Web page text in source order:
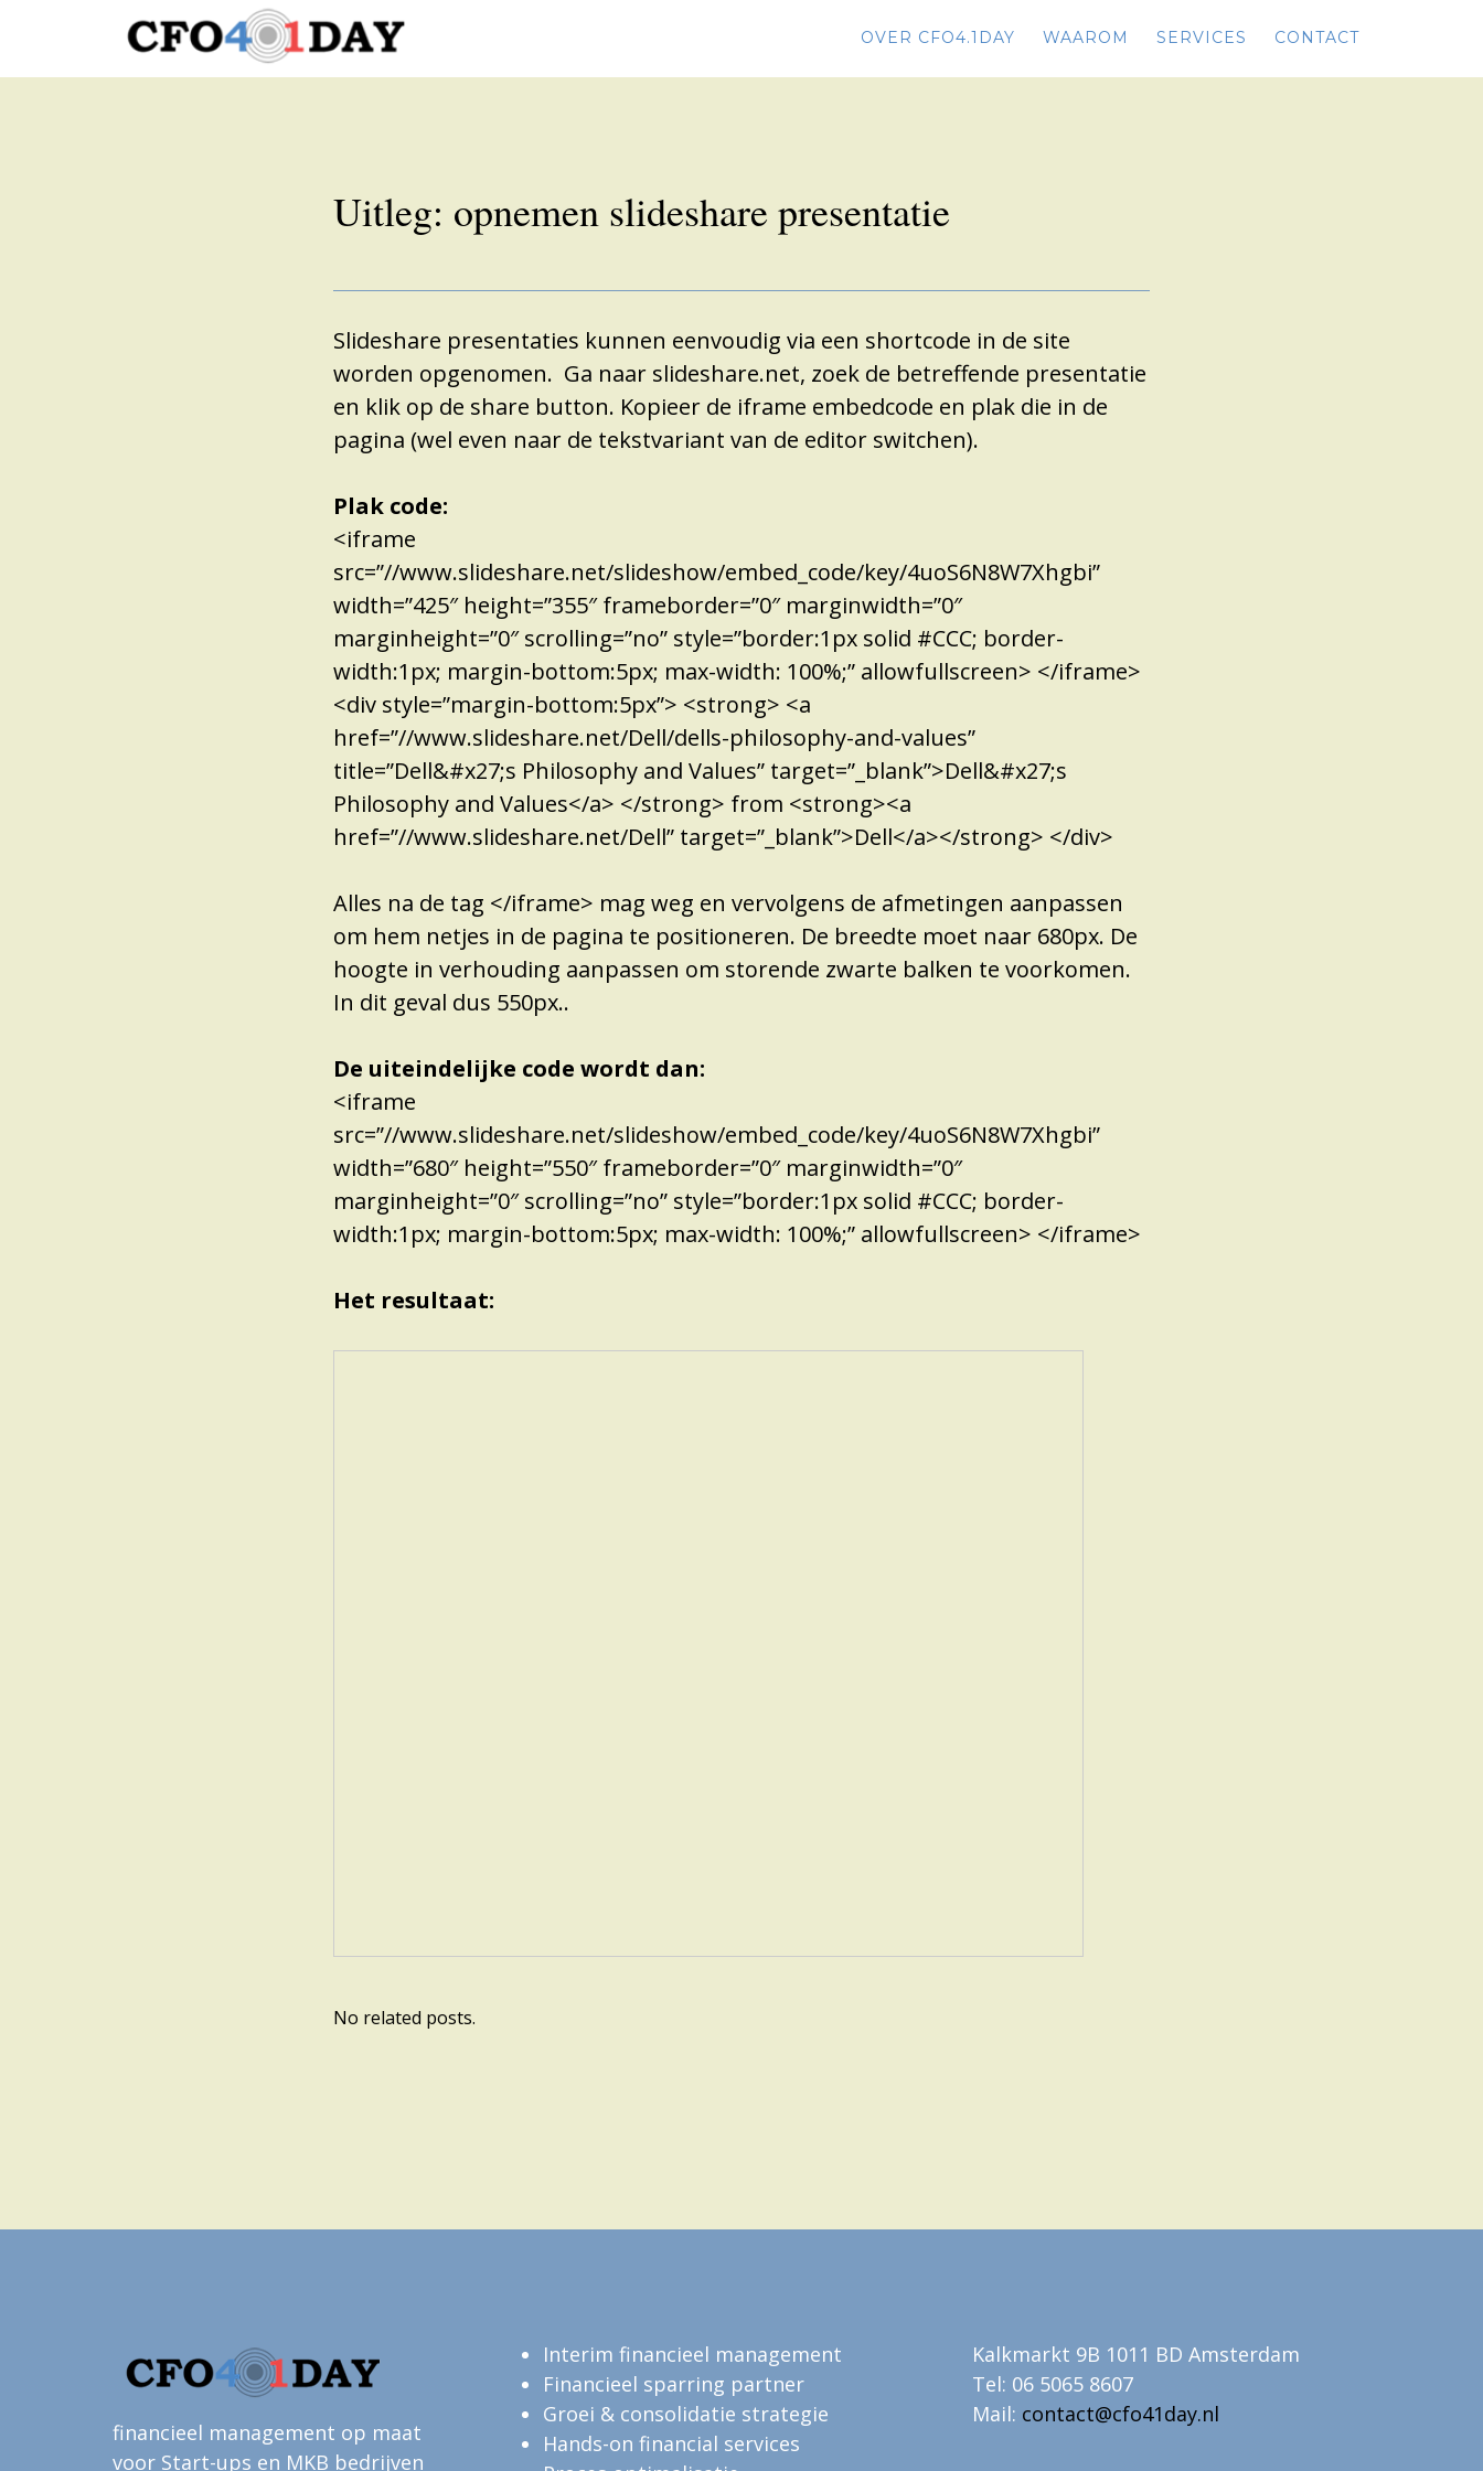
OVER CFO4.1DAY WAAROM SERVICES CONTACT
Uitleg: opnemen slideshare presentatie
Slideshare presentaties kunnen eenvoudig via een shortcode in de site
worden opgenomen. Ga naar slideshare.net, zoek de betreffende presentatie
en klik op de share button. Kopieer de iframe embedcode en plak die in de
pagina (wel even naar de tekstvariant van de editor switchen).
Plak code:
<iframe
src=”//www.slideshare.net/slideshow/embed_code/key/4uoS6N8W7Xhgbi”
width=”425″ height=”355″ frameborder=”0″ marginwidth=”0″
marginheight=”0″ scrolling=”no” style=”border:1px solid #CCC; border-
width:1px; margin-bottom:5px; max-width: 100%;” allowfullscreen> </iframe>
<div style=”margin-bottom:5px”> <strong> <a
href=”//www.slideshare.net/Dell/dells-philosophy-and-values”
title=”Dell&#x27;s Philosophy and Values” target=”_blank”>Dell&#x27;s
Philosophy and Values</a> </strong> from <strong><a
href=”//www.slideshare.net/Dell” target=”_blank”>Dell</a></strong> </div>
Alles na de tag </iframe> mag weg en vervolgens de afmetingen aanpassen
om hem netjes in de pagina te positioneren. De breedte moet naar 680px. De
hoogte in verhouding aanpassen om storende zwarte balken te voorkomen.
In dit geval dus 550px..
De uiteindelijke code wordt dan:
<iframe
src=”//www.slideshare.net/slideshow/embed_code/key/4uoS6N8W7Xhgbi”
width=”680″ height=”550″ frameborder=”0″ marginwidth=”0″
marginheight=”0″ scrolling=”no” style=”border:1px solid #CCC; border-
width:1px; margin-bottom:5px; max-width: 100%;” allowfullscreen> </iframe>
Het resultaat:
No related posts.
financieel management op maat
voor Start-ups en MKB bedrijven
Interim financieel management
Financieel sparring partner
Groei & consolidatie strategie
Hands-on financial services
Kalkmarkt 9B 1011 BD Amsterdam
Tel: 06 5065 8607
Mail: contact@cfo41day.nl